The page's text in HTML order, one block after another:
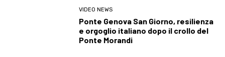
VIDEO NEWS
Ponte Genova San Giorno, resilienza
e orgoglio italiano dopo il crollo del
Ponte Morandi